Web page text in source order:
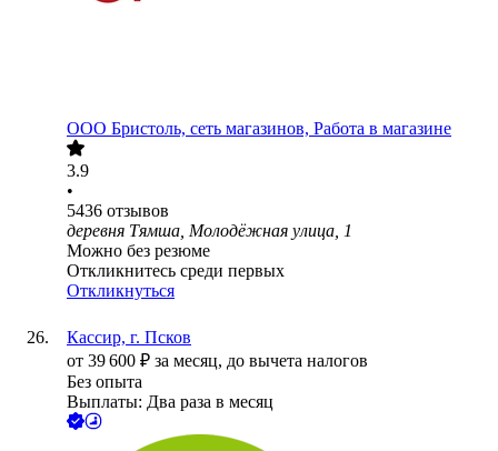
ООО Бристоль, сеть магазинов, Работа в магазине
3.9
•
5436 отзывов
деревня Тямша, Молодёжная улица, 1
Можно без резюме
Откликнитесь среди первых
Откликнуться
Кассир, г. Псков
от 39 600 ₽ за месяц, до вычета налогов
Без опыта
Выплаты: Два раза в месяц